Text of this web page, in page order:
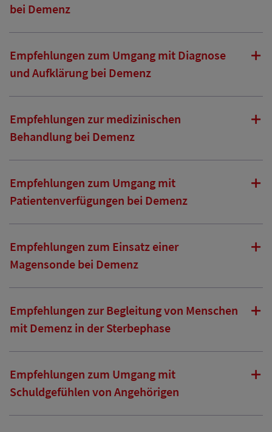
bei Demenz
Empfehlungen zum Umgang mit Diagnose
und Aufklärung bei Demenz
Empfehlungen zur medizinischen
Behandlung bei Demenz
Empfehlungen zum Umgang mit
Patientenverfügungen bei Demenz
Empfehlungen zum Einsatz einer
Magensonde bei Demenz
Empfehlungen zur Begleitung von Menschen
mit Demenz in der Sterbephase
Empfehlungen zum Umgang mit
Schuldgefühlen von Angehörigen